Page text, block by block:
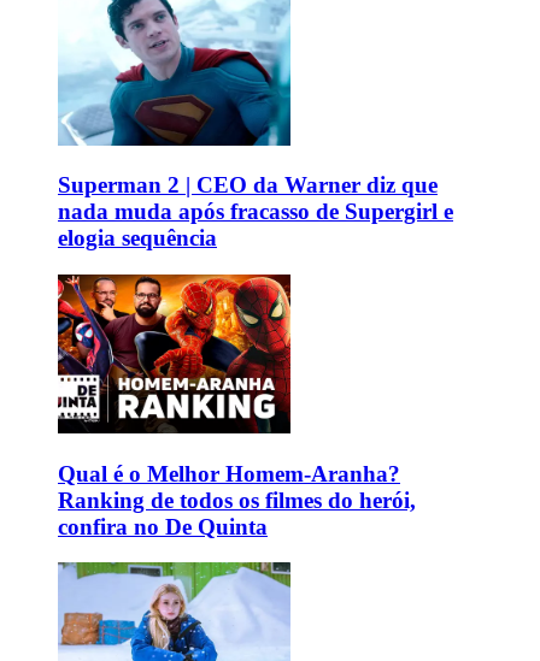
Superman 2 | CEO da Warner diz que
nada muda após fracasso de Supergirl e
elogia sequência
Qual é o Melhor Homem-Aranha?
Ranking de todos os filmes do herói,
confira no De Quinta